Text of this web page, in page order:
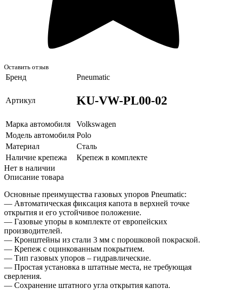
Оставить отзыв
Бренд Pneumatic
Артикул KU-VW-PL00-02
Марка автомобиля
Volkswagen
Модель автомобиля Polo
Материал
Сталь
Наличие крепежа
Крепеж в комплекте
Нет в наличии
Описание товара
Основные преимущества газовых упоров Pneumatic:
— Автоматическая фиксация капота в верхней точке
открытия и его устойчивое положение.
— Газовые упоры в комплекте от европейских
производителей.
— Кронштейны из стали 3 мм с порошковой покраской.
— Крепеж с оцинкованным покрытием.
— Тип газовых упоров – гидравлические.
— Простая установка в штатные места, не требующая
сверления.
— Сохранение штатного угла открытия капота.